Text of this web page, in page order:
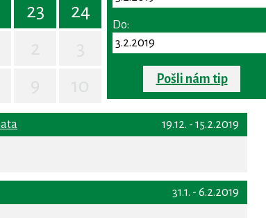
23
24
Do:
Pošli nám tip
19.12. - 15.2.2019
31.1. - 6.2.2019